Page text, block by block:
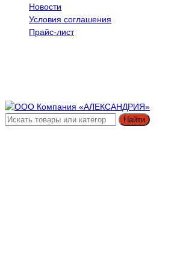
Новости
Условия соглашения
Прайс-лист
Найти